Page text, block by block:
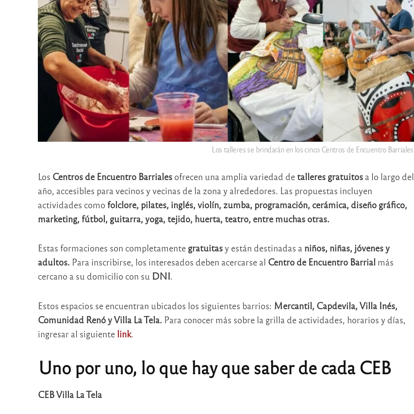
Los talleres se brindarán en los cinco Centros de Encuentro Barriales.
Los Centros de Encuentro Barrialesofrecen una amplia variedad detalleres gratuitosa lo largo del
año, accesibles para vecinos y vecinas de la zona y alrededores. Las propuestas incluyen
actividades como folclore, pilates, inglés, violín, zumba, programación, cerámica, diseño gráfico,
marketing, fútbol, guitarra, yoga, tejido, huerta, teatro, entre muchas otras.
Estas formaciones son completamente gratuitasy están destinadas a niños, niñas, jóvenes y
adultos. Para inscribirse, los interesados deben acercarse al Centro de Encuentro Barrial más
cercano a su domicilio con su DNI.
Estos espacios se encuentran ubicados los siguientes barrios: Mercantil, Capdevila, Villa Inés,
Comunidad Renó y Villa La Tela. Para conocer más sobre la grilla de actividades, horarios y días,
ingresar al siguiente link.
Uno por uno, lo que hay que saber de cada CEB
CEB Villa La Tela